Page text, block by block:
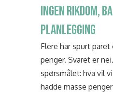
INGEN RIKDOM,
PLANLEGGING
Flere har spurt paret
penger. Svaret er
spørsmålet: hva vil
hadde masse